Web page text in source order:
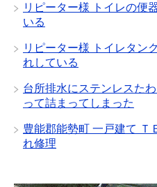
リピーター様 トイレの便
いる
リピーター様 トイレタン
れしている
台所排水にステンレスた
って詰まってしまった
豊能郡能勢町 一戸建て Ｔ
れ修理